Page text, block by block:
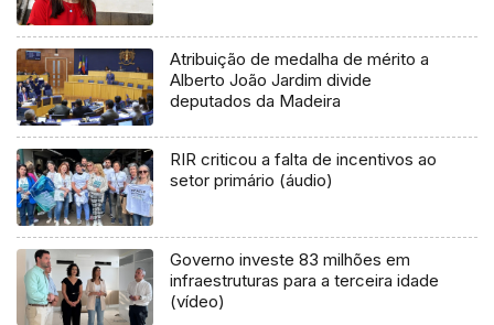
Atribuição de medalha de mérito a
Alberto João Jardim divide
deputados da Madeira
RIR criticou a falta de incentivos ao
setor primário (áudio)
Governo investe 83 milhões em
infraestruturas para a terceira idade
(vídeo)